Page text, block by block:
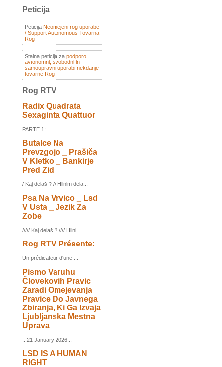
Peticija
Peticija Neomejeni rog uporabe
/ Support Autonomous Tovarna
Rog
Stalna peticija za podporo
avtonomni, svobodni in
samoupravni uporabi nekdanje
tovarne Rog
Rog RTV
Radix Quadrata
Sexaginta Quattuor
PARTE 1:
Butalce Na
Prevzgojo _ Prašiča
V Kletko _ Bankirje
Pred Zid
/ Kaj delaš ? // Hlinim dela...
Psa Na Vrvico _ Lsd
V Usta _ Jezik Za
Zobe
///// Kaj delaš ? //// Hlini...
Rog RTV Présente:
Un prédicateur d'une ...
Pismo Varuhu
Človekovih Pravic
Zaradi Omejevanja
Pravice Do Javnega
Zbiranja, Ki Ga Izvaja
Ljubljanska Mestna
Uprava
...21 January 2026...
LSD IS A HUMAN
RIGHT